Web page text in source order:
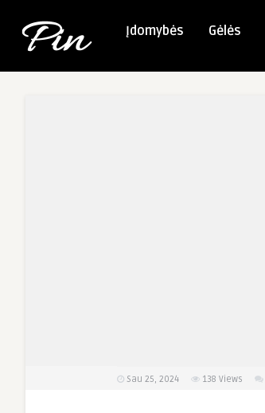
Įdomybės Gėlės
Sau 25, 2024 138 Views